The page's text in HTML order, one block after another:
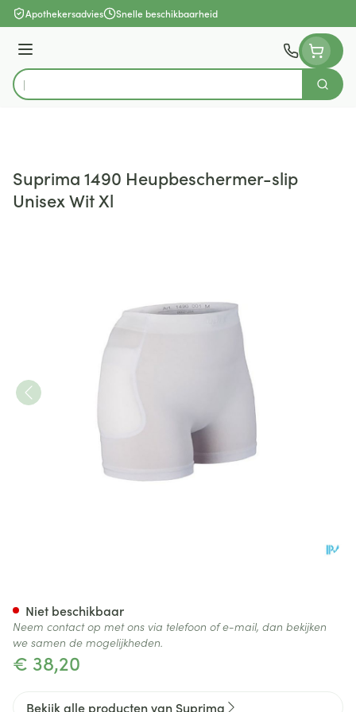
Ga naar de inhoud
Apothekersadvies Snelle beschikbaarheid
Menu
Product, merk, categorie...
Zoek
Suprima 1490 Heupbeschermer-slip
Unisex Wit Xl
€ 38,20
Niet beschikbaar
Neem contact op met ons via telefoon of e-mail, dan bekijken
we samen de mogelijkheden.
Bekijk alle producten van Suprima